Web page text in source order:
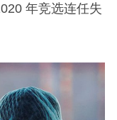
年竞选连任失